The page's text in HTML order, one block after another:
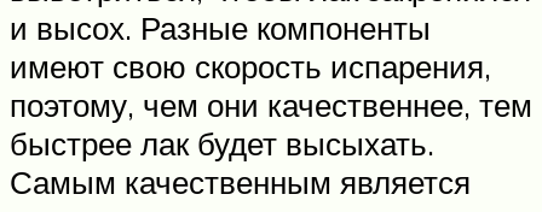
и высох. Разные компоненты
имеют свою скорость испарения,
поэтому, чем они качественнее, тем
быстрее лак будет высыхать.
Самым качественным является